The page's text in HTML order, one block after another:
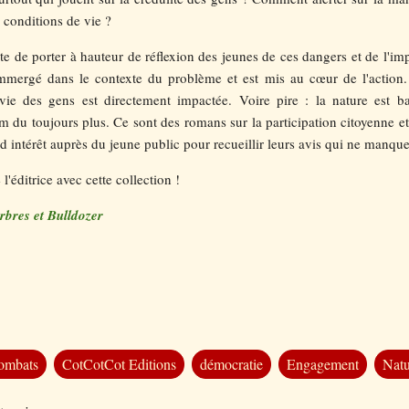
de vie ?
de porter à hauteur de réflexion des jeunes de ces dangers et de
dans le contexte du problème et est mis au cœur de
des gens est directement impactée. Voire pire : la nature est
du toujours plus. Ce sont des romans sur la participation citoyenne
intérêt auprès du jeune public pour recueillir leurs avis qui ne
avec cette collection !
et Bulldozer
CotCotCot Editions démocratie Engagement